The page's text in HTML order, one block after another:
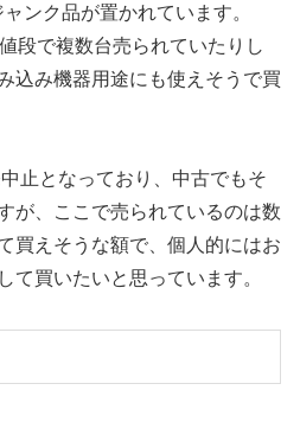
ンク品が置かれています。
段で複数台売られていたりし
込み機器用途にも使えそうで買
止となっており、中古でもそ
が、ここで売られているのは数
買えそうな額で、個人的にはお
て買いたいと思っています。